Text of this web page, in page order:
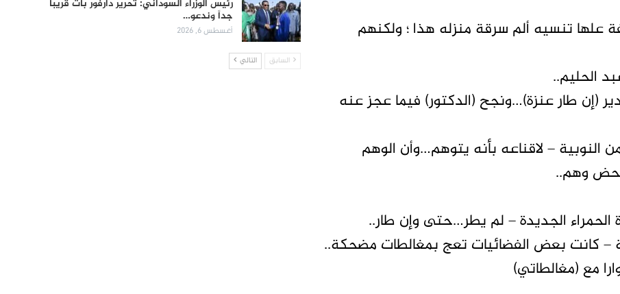
علها تنسيه ألم سرقة منزله هذا ؛ ولكنهم
الحليم..
(إن طار عنزة)…ونجح (الدكتور) فيما عجز عنه
– لاقناعه بأنه يتوهم…وأن الوهم
محض وهم..
الحمراء الجديدة – لم يطر…حتى وإن طار..
– كانت بعض الفضائيات تعج بمغالطات مضحكة..
مع (مغالطاتي)
رئيس الوزراء السوداني: تحرير دارفور بات قريباً
جداً وندعو…
أغسطس 6, 2026
السابق التالي